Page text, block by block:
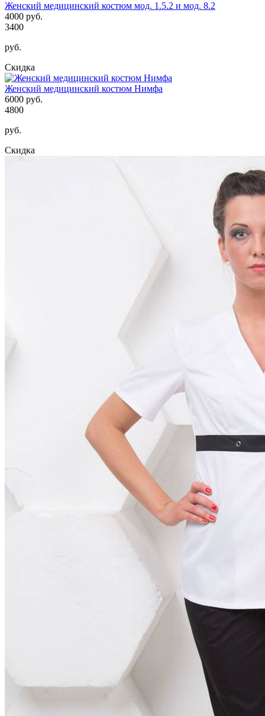
Женский медицинский костюм мод. 1.5.2 и мод. 8.2
4000 руб.
3400
руб.
Скидка
Женский медицинский костюм Нимфа
6000 руб.
4800
руб.
Скидка